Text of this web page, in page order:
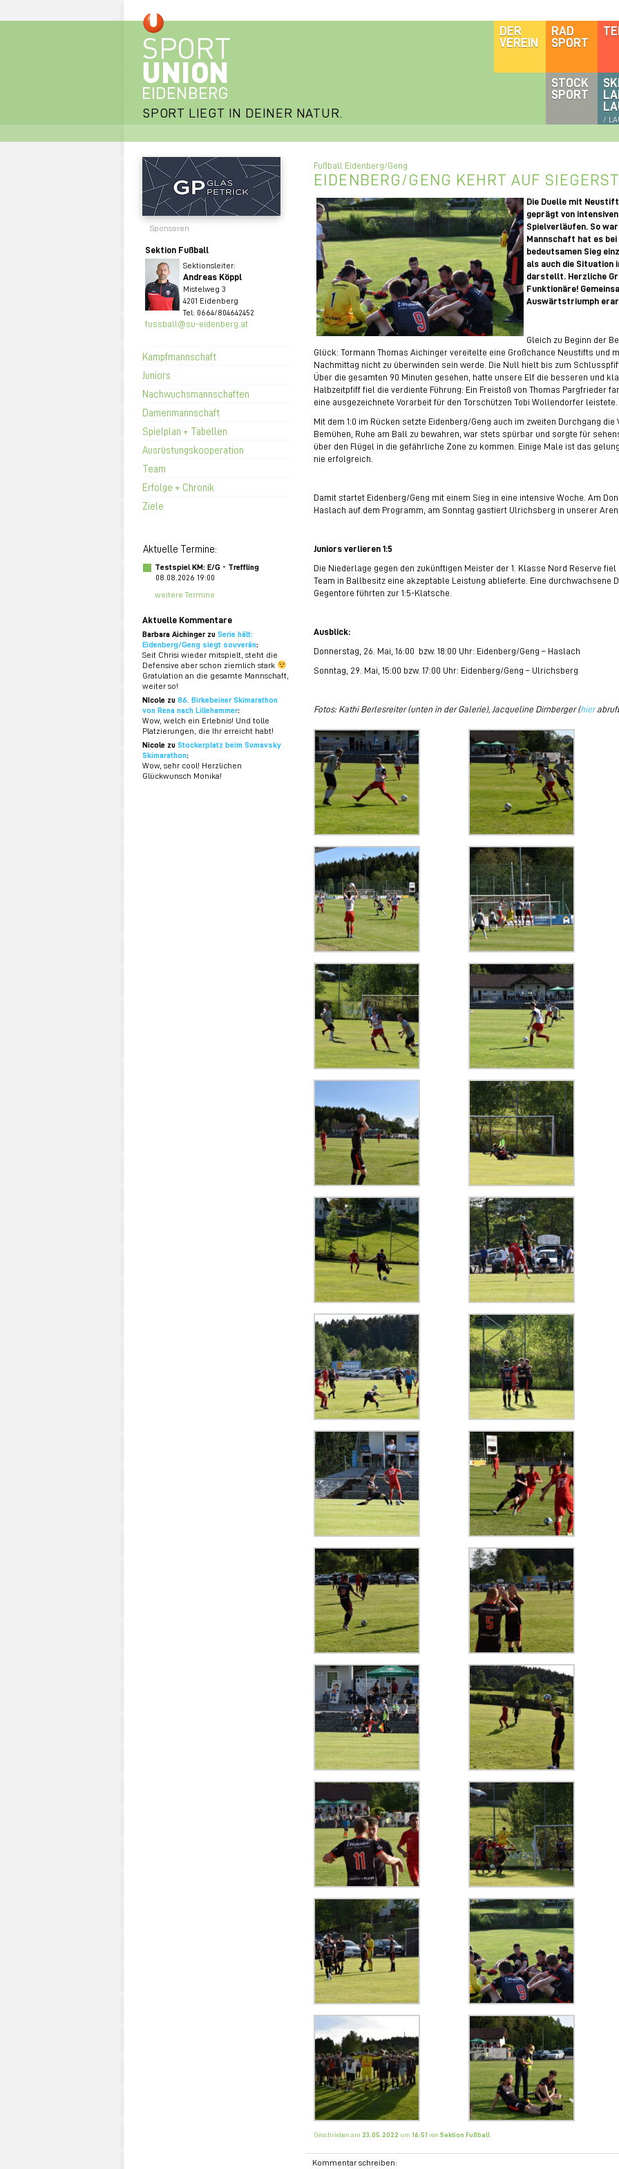
SPORT LIEGT IN DEINER NATUR.
RAD
SPORT
DER
VEREIN
/
STOCK
SPORT
Sponsoren
Sektion Fußball
Sektionsleiter:
Andreas Köppl
Mistelweg 3
4201 Eidenberg
Tel: 0664/804642452
fussball@su-eidenberg.at
Kampfmannschaft
Juniors
Nachwuchsmannschaften
Damenmannschaft
Spielplan + Tabellen
Ausrüstungskooperation
Team
Erfolge + Chronik
Ziele
Aktuelle Termine:
Testspiel KM: E/G - Treffling
08.08.2026 19:00
weitere Termine
Aktuelle Kommentare
Barbara Aichinger zu Serie hält:
Eidenberg/Geng siegt souverän:
Seit Chrisi wieder mitspielt, steht die
Defensive aber schon ziemlich stark
Gratulation an die gesamte Mannschaft,
weiter so!
NIcole zu 86. Birkebeiner Skimarathon
von Rena nach Lillehammer:
Wow, welch ein Erlebnis! Und tolle
Platzierungen, die Ihr erreicht habt!
Nicole zu Stockerplatz beim Sumavsky
Skimarathon:
Wow, sehr cool! Herzlichen
Glückwunsch Monika!
Fußball Eidenberg/Geng
EIDENBERG/GENG KEHRT AUF
Die Duelle mit
geprägt von
Spielverläufen. So
Mannschaft hat es
bedeutsamen Sieg
als auch die Situation
darstellt. Herzliche
Funktionäre!
Auswärtstriumph
Gleich zu Beginn der
Glück: Tormann Thomas Aichinger vereitelte eine Großchance Neustifts und
Nachmittag nicht zu überwinden sein werde. Die Null hielt bis zum
Über die gesamten 90 Minuten gesehen, hatte unsere Elf die besseren und
Halbzeitpfiff fiel die verdiente Führung: Ein Freistoß von Thomas Pargfrieder
eine ausgezeichnete Vorarbeit für den Torschützen Tobi Wollendorfer
Mit dem 1:0 im Rücken setzte Eidenberg/Geng auch im zweiten Durchgang
Bemühen, Ruhe am Ball zu bewahren, war stets spürbar und sorgte für
über den Flügel in die gefährliche Zone zu kommen. Einige Male ist das
nie erfolgreich.
Damit startet Eidenberg/Geng mit einem Sieg in eine intensive Woche. Am
Haslach auf dem Programm, am Sonntag gastiert Ulrichsberg in unserer
Juniors verlieren 1:5
Die Niederlage gegen den zukünftigen Meister der 1. Klasse Nord Reserve
Team in Ballbesitz eine akzeptable Leistung ablieferte. Eine durchwachsene
Gegentore führten zur 1:5-Klatsche.
Ausblick:
Donnerstag, 26. Mai, 16:00 bzw. 18:00 Uhr: Eidenberg/Geng – Haslach
Sonntag, 29. Mai, 15:00 bzw. 17:00 Uhr: Eidenberg/Geng – Ulrichsberg
Fotos: Kathi Berlesreiter (unten in der Galerie), Jacqueline Dirnberger (hier
Geschrieben am 23.05.2022 um 16:51 von Sektion Fußball
Kommentar schreiben: